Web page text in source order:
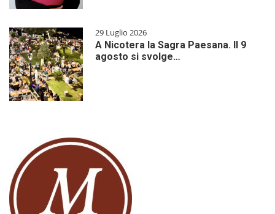
29 Luglio 2026
A Nicotera la Sagra Paesana. Il 9
agosto si svolge…